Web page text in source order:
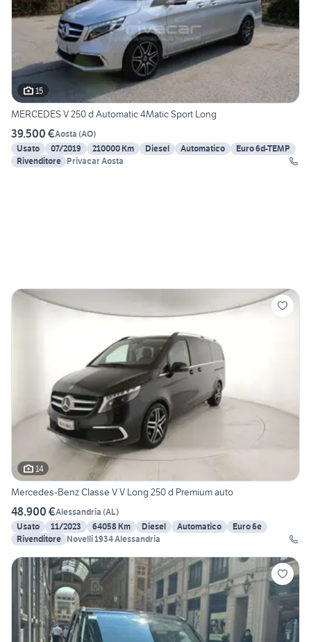
15
MERCEDES V 250 d Automatic 4Matic Sport Long
39.500 €Aosta (AO)
Usato
07/2019 210000 Km Diesel Automatico
Euro 6d-TEMP
Rivenditore Privacar Aosta
14
Mercedes-Benz Classe V V Long 250 d Premium auto
48.900 €Alessandria (AL)
Usato
11/2023 64058 Km Diesel Automatico
Euro 6e
Rivenditore Novelli 1934 Alessandria